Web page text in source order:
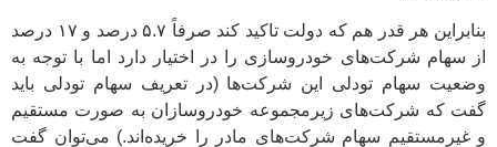
بنابراین هر قدر هم که دولت تاکید کند صرفاً ۵.۷ درصد و ۱۷ درصد
از سهام شرکت‌های خودروسازی را در اختیار دارد اما با توجه به
وضعیت سهام تودلی این شرکت‌ها (در تعریف سهام تودلی باید
گفت که شرکت‌های زیرمجموعه خودروسازان به صورت مستقیم
و غیرمستقیم سهام شرکت‌های مادر را خریده‌اند.) می‌توان گفت